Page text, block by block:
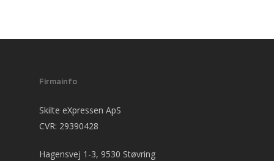
Firmainfo
Skilte eXpressen ApS
CVR: 29390428
Hagensvej 1-3, 9530 Støvring